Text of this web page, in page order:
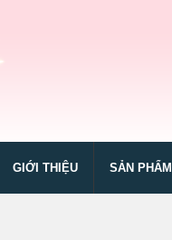
GIỚI THIỆU SẢN PHẨM